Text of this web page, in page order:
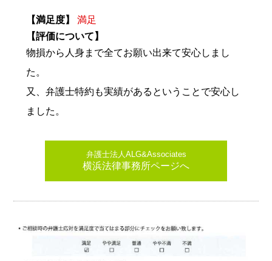
【満足度】
満足
【評価について】
物損から人身まで全てお願い出来て安心しまし
た。
又、弁護士特約も実績があるということで安心し
ました。
弁護士法人ALG&Associates
横浜法律事務所ページへ